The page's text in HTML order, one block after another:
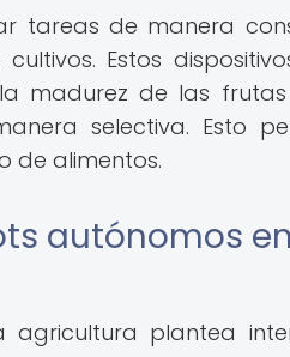
tareas de manera
Estos
madurez de las
selectiva. Esto
de alimentos.
autónomos
plantea